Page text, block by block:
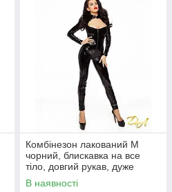
Комбінезон лакований M
чорний, блискавка на все
тіло, довгий рукав, дуже
стильний
В наявності